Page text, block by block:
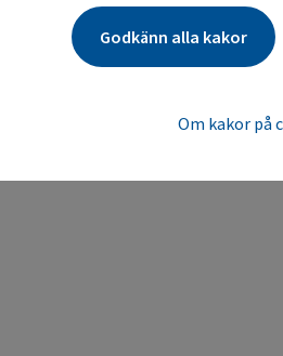
Godkänn alla kakor
Om kakor på